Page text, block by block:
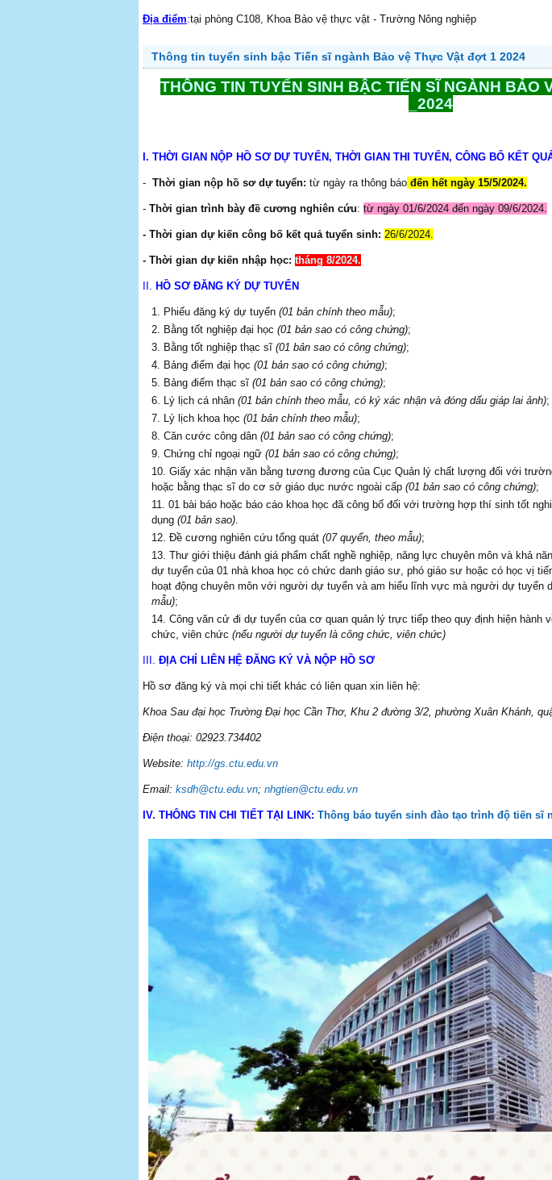
Địa điểm:tại phòng C108, Khoa Bảo vệ thực vật - Trường Nông nghiệp
Thông tin tuyển sinh bậc Tiến sĩ ngành Bảo vệ Thực Vật đợt 1 2024
THÔNG TIN TUYỂN SINH BẬC TIẾN SĨ NGÀNH BẢO
_2024
I. THỜI GIAN NỘP HỒ SƠ DỰ TUYỂN, THỜI GIAN THI TUYỂN, CÔNG BỐ KẾT
- Thời gian nộp hồ sơ dự tuyển: từ ngày ra thông báo đến hết ngày 15/5/2024.
- Thời gian trình bày đề cương nghiên cứu: từ ngày 01/6/2024 đến ngày 09/6/2024.
- Thời gian dự kiến công bố kết quả tuyển sinh: 26/6/2024.
- Thời gian dự kiến nhập học: tháng 8/2024.
II. HỒ SƠ ĐĂNG KÝ DỰ TUYỂN
Phiếu đăng ký dự tuyển (01 bản chính theo mẫu);
Bằng tốt nghiệp đại học (01 bản sao có công chứng);
Bằng tốt nghiệp thạc sĩ (01 bản sao có công chứng);
Bảng điểm đại học (01 bản sao có công chứng);
Bảng điểm thạc sĩ (01 bản sao có công chứng);
Lý lịch cá nhân (01 bản chính theo mẫu, có ký xác nhận và đóng dấu giáp lai ảnh);
Lý lịch khoa học (01 bản chính theo mẫu);
Căn cước công dân (01 bản sao có công chứng);
Chứng chỉ ngoại ngữ (01 bản sao có công chứng);
Giấy xác nhận văn bằng tương đương của Cục Quản lý chất lượng đối với
hoặc bằng thạc sĩ do cơ sở giáo dục nước ngoài cấp (01 bản sao có công chứng);
01 bài báo hoặc báo cáo khoa học đã công bố đối với trường hợp thí sinh tốt
dụng (01 bản sao).
Đề cương nghiên cứu tổng quát (07 quyển, theo mẫu);
Thư giới thiệu đánh giá phẩm chất nghề nghiệp, năng lực chuyên môn và khả
dự tuyển của 01 nhà khoa học có chức danh giáo sư, phó giáo sư hoặc có học vị
hoạt động chuyên môn với người dự tuyển và am hiểu lĩnh vực mà người dự tuyển
mẫu);
Công văn cử đi dự tuyển của cơ quan quản lý trực tiếp theo quy định hiện hành
chức, viên chức (nếu người dự tuyển là công chức, viên chức)
III. ĐỊA CHỈ LIÊN HỆ ĐĂNG KÝ VÀ NỘP HỒ SƠ
Hồ sơ đăng ký và mọi chi tiết khác có liên quan xin liên hệ:
Khoa Sau đại học Trường Đại học Cần Thơ, Khu 2 đường 3/2, phường Xuân Khánh,
Điện thoại: 02923.734402
Website: http://gs.ctu.edu.vn
Email: ksdh@ctu.edu.vn; nhgtien@ctu.edu.vn
IV. THÔNG TIN CHI TIẾT TẠI LINK: Thông báo tuyển sinh đào tạo trình độ tiến sĩ